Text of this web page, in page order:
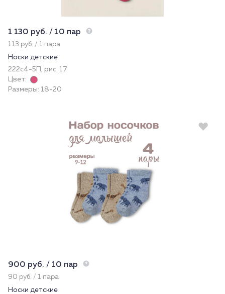
1 130 руб. / 10 пар
113 руб. / 1 пара
Носки детские
222с4-5П, рис. 17
Цвет:
Размеры: 18-20
900 руб. / 10 пар
90 руб. / 1 пара
Носки детские